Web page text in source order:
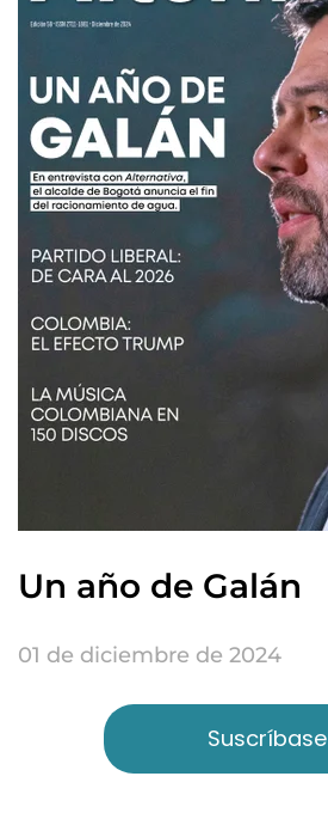
Un año de Galán
01 de diciembre de 2024
Suscríbase